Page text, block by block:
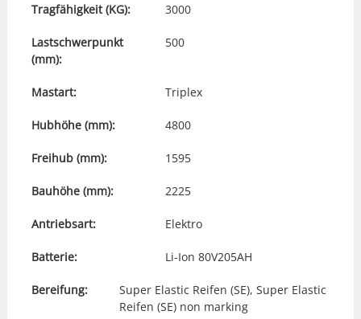
Tragfähigkeit (KG): 3000
Lastschwerpunkt
(mm):
500
Mastart: Triplex
Hubhöhe (mm): 4800
Freihub (mm): 1595
Bauhöhe (mm): 2225
Antriebsart: Elektro
Batterie: Li-Ion 80V205AH
Bereifung:
Super Elastic Reifen (SE), Super Elastic
Reifen (SE) non marking